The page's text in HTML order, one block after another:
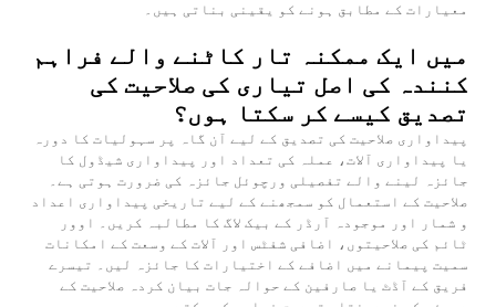
معیارات کے مطابق ہونے کو یقینی بناتی ہیں۔
میں ایک ممکنہ تار کاٹنے والے فراہم
کنندہ کی اصل تیاری کی صلاحیت کی
تصدیق کیسے کر سکتا ہوں؟
پیداواری صلاحیت کی تصدیق کے لیے آن گاہ پر سہولیات کا دورہ
یا پیداواری آلات، عملہ کی تعداد اور پیداواری شیڈول کا
جائزہ لینے والے تفصیلی ورچوئل جائزہ کی ضرورت ہوتی ہے۔
صلاحیت کے استعمال کو سمجھنے کے لیے تاریخی پیداواری اعداد
و شمار اور موجودہ آرڈر کے بیک لاگ کا مطالبہ کریں۔ اوور
ٹائم کی صلاحیتوں، اضافی شفٹس اور آلات کے وسعت کے امکانات
سمیت پیمانے میں اضافے کے اختیارات کا جائزہ لیں۔ تیسرے
فریق کے آڈٹ یا صارفین کے حوالہ جات بیان کردہ صلاحیت کے